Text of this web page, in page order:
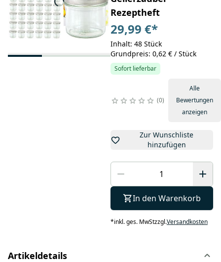
Rezeptheft
29,99 €*
Inhalt: 48 Stück
Grundpreis: 0,62 € / Stück
Sofort lieferbar
0
Alle
Bewertungen
anzeigen
Zur Wunschliste
hinzufügen
In den Warenkorb
*inkl. ges. MwStzzgl.Versandkosten
Artikeldetails